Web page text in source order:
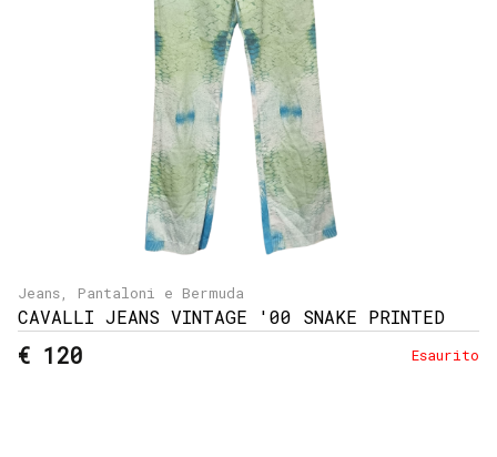
Jeans, Pantaloni e Bermuda
CAVALLI JEANS VINTAGE '00 SNAKE PRINTED
€ 120 Esaurito